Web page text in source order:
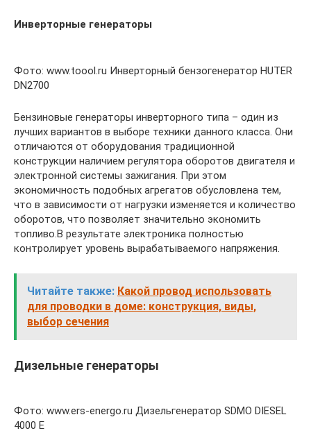
Инверторные генераторы
Фото: www.toool.ru Инверторный бензогенератор HUTER
DN2700
Бензиновые генераторы инверторного типа – один из
лучших вариантов в выборе техники данного класса. Они
отличаются от оборудования традиционной
конструкции наличием регулятора оборотов двигателя и
электронной системы зажигания. При этом
экономичность подобных агрегатов обусловлена тем,
что в зависимости от нагрузки изменяется и количество
оборотов, что позволяет значительно экономить
топливо.В результате электроника полностью
контролирует уровень вырабатываемого напряжения.
Читайте также: Какой провод использовать
для проводки в доме: конструкция, виды,
выбор сечения
Дизельные генераторы
Фото: www.ers-energo.ru Дизельгенератор SDMO DIESEL
4000 E